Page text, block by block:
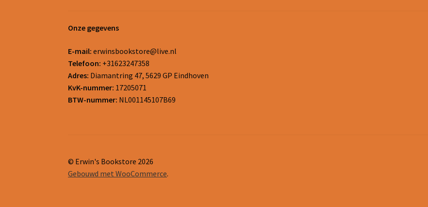
Onze gegevens
E-mail: erwinsbookstore@live.nl
Telefoon: +31623247358
Adres: Diamantring 47, 5629 GP Eindhoven
KvK-nummer: 17205071
BTW-nummer: NL001145107B69
© Erwin's Bookstore 2026
Gebouwd met WooCommerce.